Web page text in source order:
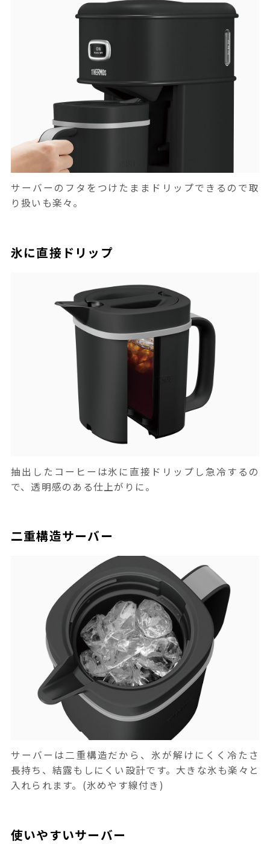
サーバーのフタをつけたままドリップできるので取
り扱いも楽々。
氷に直接ドリップ
抽出したコーヒーは氷に直接ドリップし急冷するの
で、透明感のある仕上がりに。
二重構造サーバー
サーバーは二重構造だから、氷が解けにくく冷たさ
長持ち、結露もしにくい設計です。大きな氷も楽々と
入れられます。(氷めやす線付き)
使いやすいサーバー